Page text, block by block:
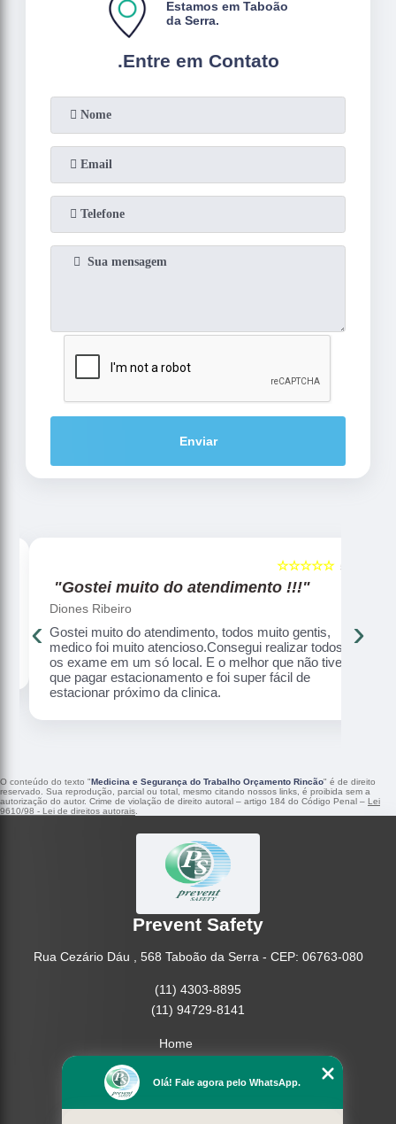
.Entre em Contato
Estamos em Taboão
da Serra.
Enviar
5
☆☆☆☆☆
"Gostei muito do atendimento !!!"
Diones Ribeiro
Gostei muito do atendimento, todos muito gentis,
medico foi muito atencioso.Consegui realizar todos
os exame em um só local. E o melhor que não tive
que pagar estacionamento e foi super fácil de
estacionar próximo da clinica.
‹ ›
O conteúdo do texto "Medicina e Segurança do Trabalho Orçamento Rincão" é de direito
reservado. Sua reprodução, parcial ou total, mesmo citando nossos links, é proibida sem a
autorização do autor. Crime de violação de direito autoral – artigo 184 do Código Penal – Lei
9610/98 - Lei de direitos autorais
Prevent Safety
Rua Cezário Dáu , 568 Taboão da Serra - CEP: 06763-080
(11) 4303-8895
(11) 94729-8141
Home
Missão
Olá! Fale agora pelo WhatsApp.